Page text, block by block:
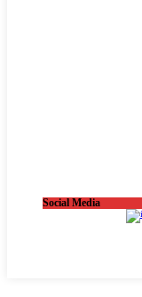
Social Media